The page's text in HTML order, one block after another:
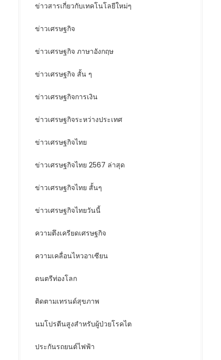
ข่าวสารเกี่ยวกับเทคโนโลยีใหม่ๆ
ข่าวเศรษฐกิจ
ข่าวเศรษฐกิจ ภาษาอังกฤษ
ข่าวเศรษฐกิจ สั้น ๆ
ข่าวเศรษฐกิจการเงิน
ข่าวเศรษฐกิจระหว่างประเทศ
ข่าวเศรษฐกิจไทย
ข่าวเศรษฐกิจไทย 2567 ล่าสุด
ข่าวเศรษฐกิจไทย สั้นๆ
ข่าวเศรษฐกิจไทยวันนี้
ความตึงเครียดเศรษฐกิจ
ความเคลื่อนไหวอาเซียน
ดนตรีท่องโลก
ติดตามเทรนด์สุขภาพ
นมโปรตีนสูงสำหรับผู้ป่วยโรคไต
ประกันรถยนต์ไฟฟ้า